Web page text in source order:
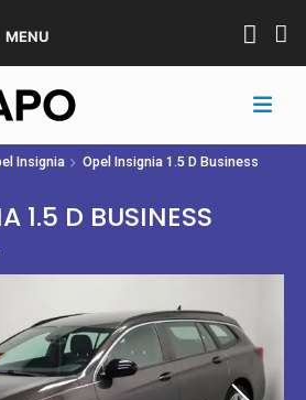
MENU
Insignia
Opel Insignia 1.5 D Business
1.5 D BUSINESS